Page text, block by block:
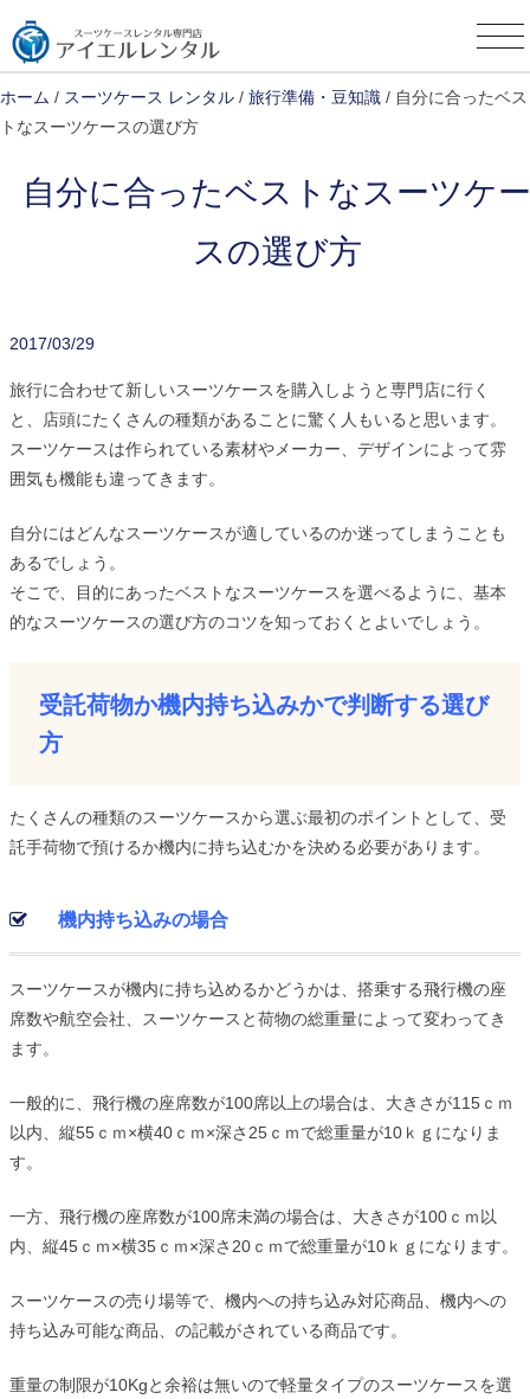
to
content
ホーム / スーツケース レンタル / 旅行準備・豆知識 / 自分に合ったベス
トなスーツケースの選び方
自分に合ったベストなスーツケー
スの選び方
2017/03/29
旅行に合わせて新しいスーツケースを購入しようと専門店に行く
と、店頭にたくさんの種類があることに驚く人もいると思います。
スーツケースは作られている素材やメーカー、デザインによって雰
囲気も機能も違ってきます。
自分にはどんなスーツケースが適しているのか迷ってしまうことも
あるでしょう。
そこで、目的にあったベストなスーツケースを選べるように、基本
的なスーツケースの選び方のコツを知っておくとよいでしょう。
受託荷物か機内持ち込みかで判断する選び
方
たくさんの種類のスーツケースから選ぶ最初のポイントとして、受
託手荷物で預けるか機内に持ち込むかを決める必要があります。
機内持ち込みの場合
スーツケースが機内に持ち込めるかどうかは、搭乗する飛行機の座
席数や航空会社、スーツケースと荷物の総重量によって変わってき
ます。
一般的に、飛行機の座席数が100席以上の場合は、大きさが115ｃｍ
以内、縦55ｃｍ×横40ｃｍ×深さ25ｃｍで総重量が10ｋｇになりま
す。
一方、飛行機の座席数が100席未満の場合は、大きさが100ｃｍ以
内、縦45ｃｍ×横35ｃｍ×深さ20ｃｍで総重量が10ｋｇになります。
スーツケースの売り場等で、機内への持ち込み対応商品、機内への
持ち込み可能な商品、の記載がされている商品です。
重量の制限が10Kgと余裕は無いので軽量タイプのスーツケースを選